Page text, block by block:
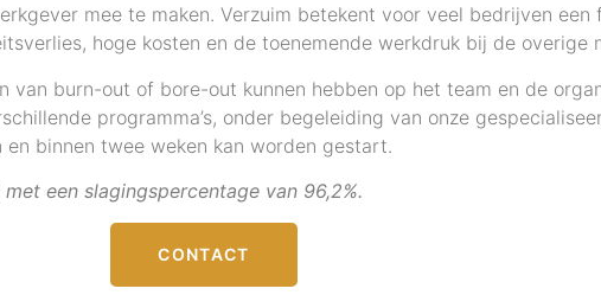
mee te maken. Verzuim betekent voor veel bedrijven een
hoge kosten en de toenemende werkdruk bij de overige
burn-out of bore-out kunnen hebben op het team en de
programma’s, onder begeleiding van onze
binnen twee weken kan worden gestart.
een slagingspercentage van 96,2%.
CONTACT